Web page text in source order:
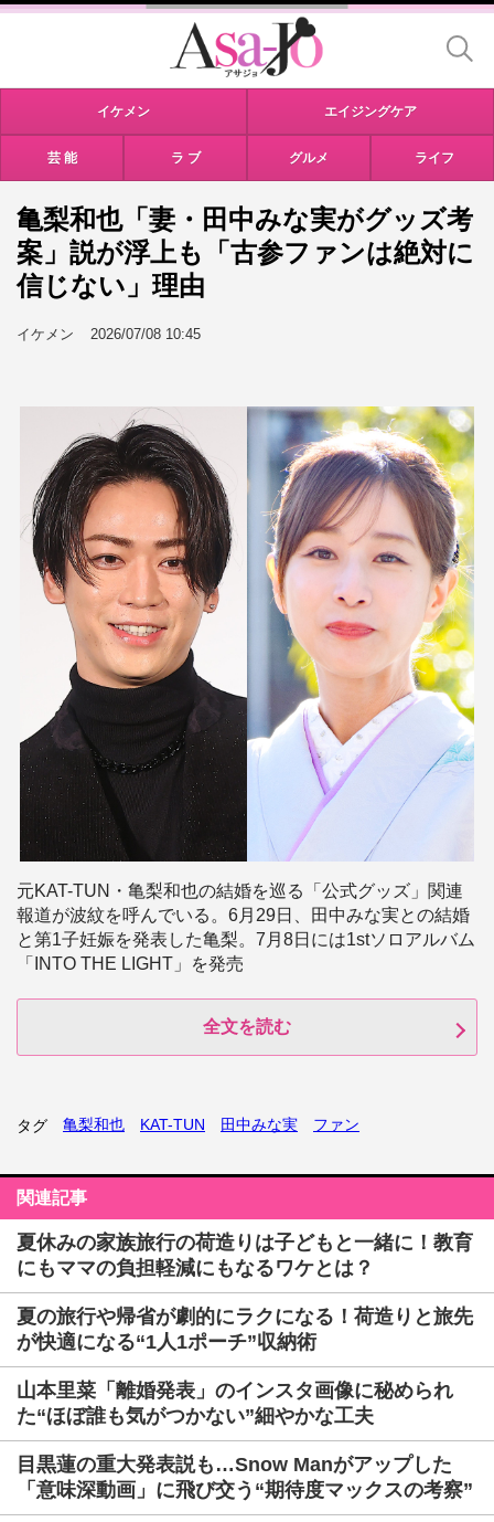
イケメン エイジングケア
芸 能 ラ ブ グルメ ライフ
亀梨和也「妻・田中みな実がグッズ考
案」説が浮上も「古参ファンは絶対に
信じない」理由
イケメン 2026/07/08 10:45
元KAT-TUN・亀梨和也の結婚を巡る「公式グッズ」関連
報道が波紋を呼んでいる。6月29日、田中みな実との結婚
と第1子妊娠を発表した亀梨。7月8日には1stソロアルバム
「INTO THE LIGHT」を発売
全文を読む
タグ 亀梨和也 KAT-TUN 田中みな実 ファン
関連記事
夏休みの家族旅行の荷造りは子どもと一緒に！教育
にもママの負担軽減にもなるワケとは？
夏の旅行や帰省が劇的にラクになる！荷造りと旅先
が快適になる“1人1ポーチ”収納術
山本里菜「離婚発表」のインスタ画像に秘められ
た“ほぼ誰も気がつかない”細やかな工夫
目黒蓮の重大発表説も…Snow Manがアップした
「意味深動画」に飛び交う“期待度マックスの考察”